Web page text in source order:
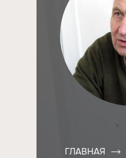
ГЛАВНАЯ